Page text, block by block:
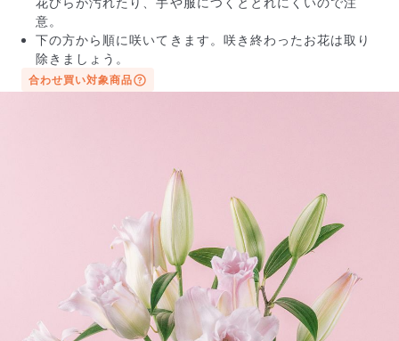
届いたお花に元気がなかったら？
もし届いたお花に「枯れている」「折れている」などの
不備があった場合は、些細なことでもお気軽にサポート
までご連絡ください。ご返金にて補償いたします。
意。
下の方から順に咲いてきます。咲き終わったお花は取り
除きましょう。
合わせ買い対象商品